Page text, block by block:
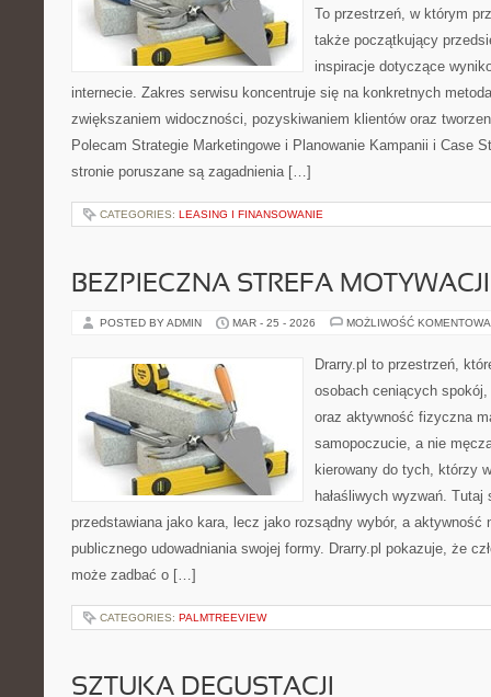
To przestrzeń, w którym
także początkujący
inspiracje dotyczące
internecie. Zakres serwisu koncentruje się na konkretnych
zwiększaniem widoczności, pozyskiwaniem klientów oraz
Polecam Strategie Marketingowe i Planowanie Kampanii i Case
stronie poruszane są zagadnienia […]
CATEGORIES: LEASING I FINANSOWANIE
BEZPIECZNA STREFA MOTYWACJI
POSTED BY ADMIN MAR - 25 - 2026 MOŻLIWOŚĆ
Drarry.pl to przestrzeń,
osobach ceniących
oraz aktywność fizyczna
samopoczucie, a nie
kierowany do tych, którzy
hałaśliwych wyzwań.
przedstawiana jako kara, lecz jako rozsądny wybór, a aktywność
publicznego udowadniania swojej formy. Drarry.pl pokazuje, że
może zadbać o […]
CATEGORIES: PALMTREEVIEW
SZTUKA DEGUSTACJI